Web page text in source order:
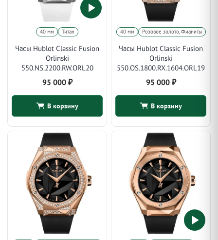
40 мм Титан
Часы Hublot Classic Fusion
Orlinski
550.NS.2200.RW.ORL20
95 000 ₽
В корзину
40 мм Розовое золото, Фианиты
Часы Hublot Classic Fusion
Orlinski
550.OS.1800.RX.1604.ORL19
95 000 ₽
В корзину